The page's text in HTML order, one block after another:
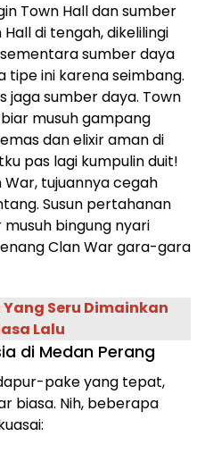
Town Hall dan sumber
di tengah, dikelilingi
sumber daya
tipe ini karena seimbang.
jaga sumber daya. Town
musuh gampang
dan elixir aman di
pas lagi kumpulin duit!
War, tujuannya cegah
Susun pertahanan
bingung nyari
Clan War gara-gara
Seru Dimainkan
Lalu
di Medan Perang
pake yang tepat,
biasa. Nih, beberapa